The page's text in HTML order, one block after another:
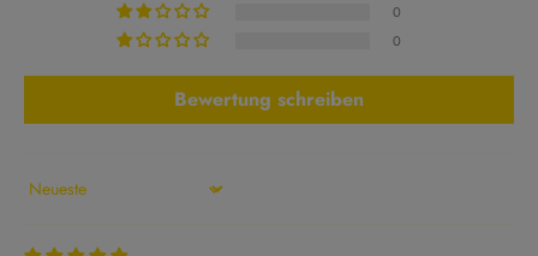
0
0
Bewertung schreiben
Sort by